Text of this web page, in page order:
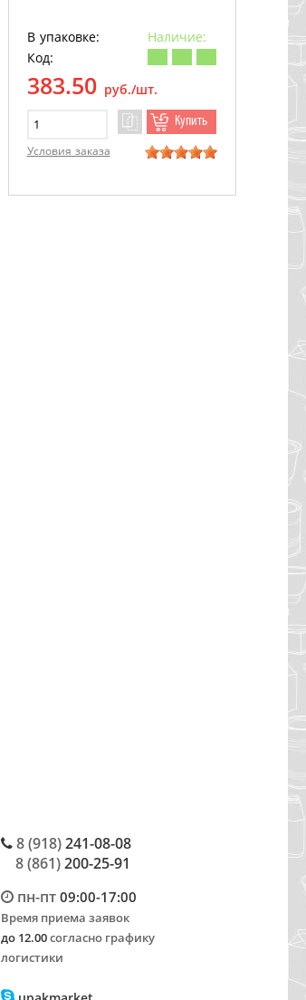
В упаковке:
Наличие:
Код:
383.50 руб./шт.
Купить
Условия заказа
8 (918)241-08-08
8 (861)200-25-91
пн-пт09:00-17:00
Время приема заявок
до 12.00согласно графику
логистики